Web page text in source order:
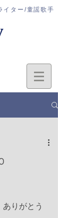
イター/童謡歌手
りがとう